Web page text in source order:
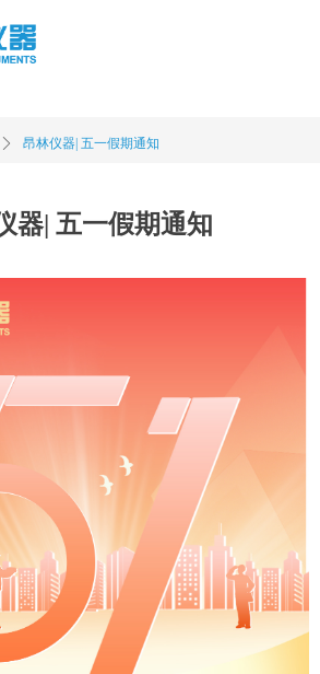
器| 五一假期通知
ꄲ 昂林仪器| 五一假期通知